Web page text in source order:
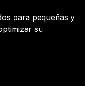
para pequeñas y
su